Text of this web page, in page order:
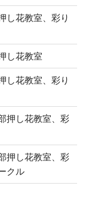
し花教室、彩り
し花教室
し花教室、彩り
押し花教室、彩
押し花教室、彩
クル